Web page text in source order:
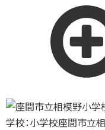
学校：小学校座間市立